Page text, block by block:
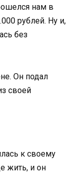
нам в
рублей. Ну и,
без
Он подал
своей
к своему
жить, и он